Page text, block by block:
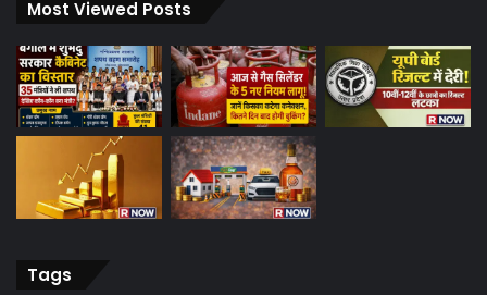
Most Viewed Posts
Tags